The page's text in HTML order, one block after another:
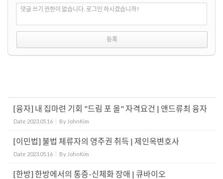
댓글 쓰기 권한이 없습니다. 로그인 하시겠습니까?
[융자] 내 집마련 기회 "드림 포 올" 자격요건 | 앤드류최 융자
Date 2023.05.16 By JohnKim
[이민법] 불법 체류자의 영주권 취득 | 제인옥변호사
Date 2023.05.16 By JohnKim
[한방] 한방에서의 통증-신체화 장애 | 큐바이오